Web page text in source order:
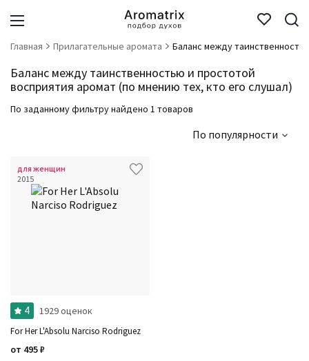
Главная Прилагательные аромата Баланс между
Баланс между таинственностью и простотой
восприятия аромат (по мнению тех, кто его слушал)
По заданному фильтру найдено 1 товаров
По популярности
для женщин
2015
4 1929 оценок
For Her L'Absolu Narciso Rodriguez
от 495₽